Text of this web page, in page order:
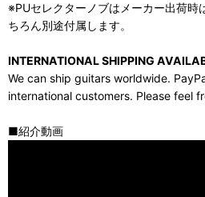
※PUセレクターノブはメーカー出荷時
ちろん別途付属します。
INTERNATIONAL SHIPPING
We can ship guitars worldwide.
international customers. Please feel
■紹介動画